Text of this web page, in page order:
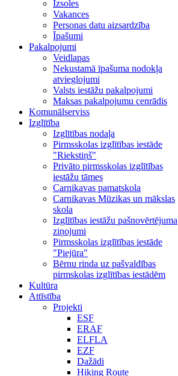
Izsoles
Vakances
Personas datu aizsardzība
Īpašumi
Pakalpojumi
Veidlapas
Nekustamā īpašuma nodokļa
atvieglojumi
Valsts iestāžu pakalpojumi
Maksas pakalpojumu cenrādis
Komunālserviss
Izglītība
Izglītības nodaļa
Pirmsskolas izglītības iestāde
"Riekstiņš"
Privāto pirmsskolas izglītības
iestāžu tāmes
Carnikavas pamatskola
Carnikavas Mūzikas un mākslas
skola
Izglītības iestāžu pašnovērtējuma
ziņojumi
Pirmsskolas izglītības iestāde
"Piejūra"
Bērnu rinda uz pašvaldības
pirmskolas izglītības iestādēm
Kultūra
Attīstība
Projekti
ESF
ERAF
ELFLA
EZF
Dažādi
Hiking Route